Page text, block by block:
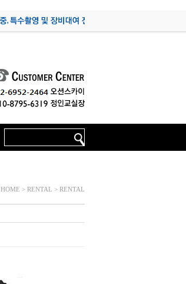
HOME > RENTAL > RENTAL